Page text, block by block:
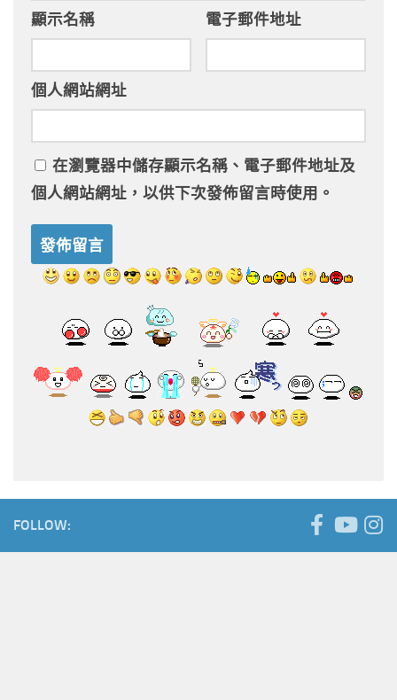
顯示名稱 電子郵件地址
個人網站網址
在瀏覽器中儲存顯示名稱、電子郵件地址及
個人網站網址，以供下次發佈留言時使用。
FOLLOW: